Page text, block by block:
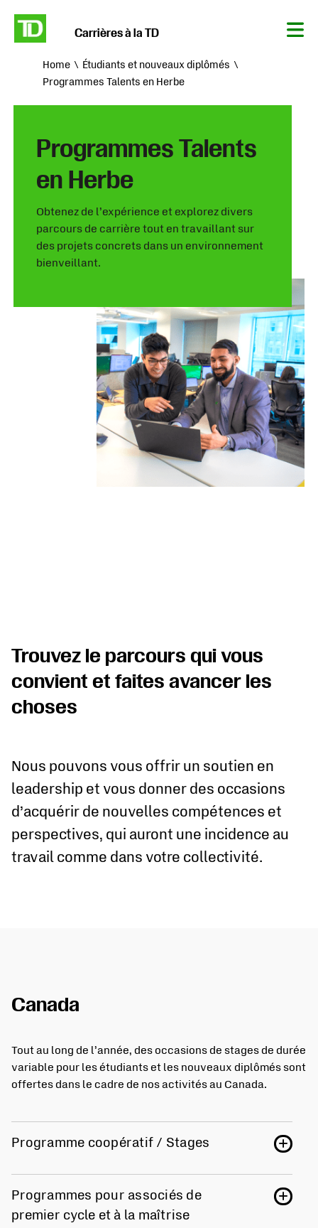
Carrières à la TD
Home
Étudiants et nouveaux diplômés
Programmes Talents en Herbe
Programmes Talents
en Herbe
Obtenez de l’expérience et explorez divers
parcours de carrière tout en travaillant sur
des projets concrets dans un environnement
bienveillant.
Trouvez le parcours qui vous
convient et faites avancer les
choses
Nous pouvons vous offrir un soutien en
leadership et vous donner des occasions
d’acquérir de nouvelles compétences et
perspectives, qui auront une incidence au
travail comme dans votre collectivité.
Canada
Tout au long de l’année, des occasions de stages de durée
variable pour les étudiants et les nouveaux diplômés sont
offertes dans le cadre de nos activités au Canada.
Programme coopératif / Stages
Programmes pour associés de
premier cycle et à la maîtrise